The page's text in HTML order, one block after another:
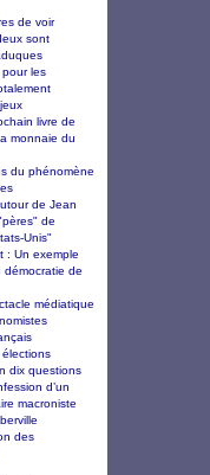
de voir
sont
les
livre de
monnaie du
du phénomène
de Jean
de
Unis"
: Un exemple
de
médiatique
dix questions
d’un
macroniste
des